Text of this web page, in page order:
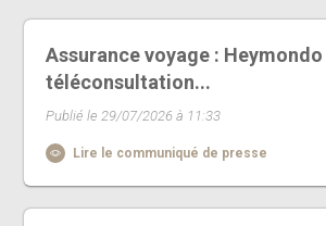
Assurance voyage :
téléconsultation...
Publié le 29/07/2026 à 11:33
Lire le communiqué de presse